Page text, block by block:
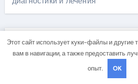
Архив
Этот сайт использует куки-файлы и другие
вам в навигации, а также предоставить
опыт.
OK